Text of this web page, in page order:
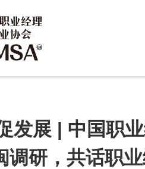
发展 | 中国职
调研，共话职